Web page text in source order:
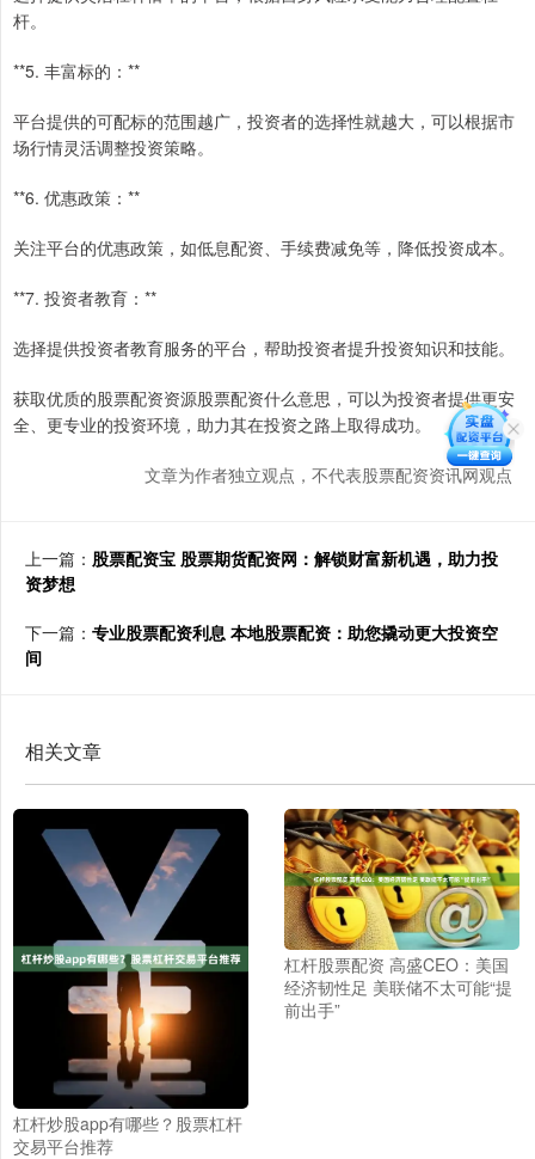
杆。
**5. 丰富标的：**
平台提供的可配标的范围越广，投资者的选择性就越大，可以根据市
场行情灵活调整投资策略。
**6. 优惠政策：**
关注平台的优惠政策，如低息配资、手续费减免等，降低投资成本。
**7. 投资者教育：**
选择提供投资者教育服务的平台，帮助投资者提升投资知识和技能。
获取优质的股票配资资源股票配资什么意思，可以为投资者提供更安
全、更专业的投资环境，助力其在投资之路上取得成功。
文章为作者独立观点，不代表股票配资资讯网观点
上一篇： 股票配资宝 股票期货配资网：解锁财富新机遇，助力投
资梦想
下一篇： 专业股票配资利息 本地股票配资：助您撬动更大投资空
间
相关文章
杠杆炒股app有哪些？股票杠杆
交易平台推荐
杠杆股票配资 高盛CEO：美国
经济韧性足 美联储不太可能“提
前出手”